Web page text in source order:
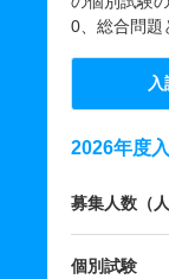
0、総合問題
2026年度
募集人数（
個別試験